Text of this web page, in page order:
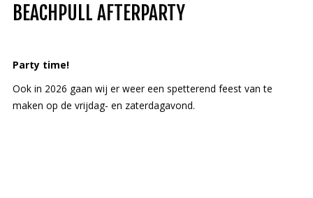
BEACHPULL AFTERPARTY
Party time!
Ook in 2026 gaan wij er weer een spetterend feest van te
maken op de vrijdag- en zaterdagavond.